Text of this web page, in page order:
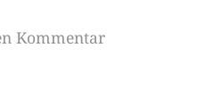
Kommentar